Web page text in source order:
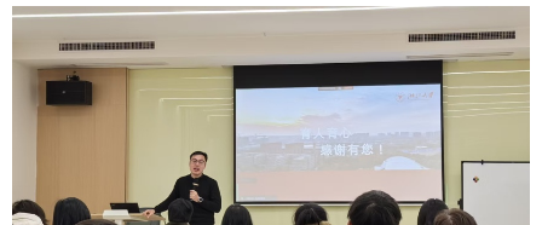
科学系吕韵研究员和心理健康教育与咨询中心李娟老师分别对专题
一“大学生自我认同与压力调节”和专题二“大学生韧性发展与转介互
助”的课程内容进行了说课讲解，并让老师们现场体验练习活动。
参会教师围绕课程内容、练习形式等展开热烈讨论。本次集体备课
会凝聚了全校心理育人力量的共识，后续课程建设团队将充分吸收
本次研讨的建议，进一步打磨课件、完善配套教学资料与支持保障
方案，确保课程兼具专业深度与人文温度。课程正式开设后，将为
全体2026级新生的入学适应保驾护航，助力学生提升心理素养，
推动学校心理健康教育更上新台阶。
的80余位高校心理中心代表齐聚一堂，共话新时代高校心理健康教
育工作的挑战与对策。开幕式上，高校心指委秘书处负责人、中国
大学生在线与全国高校思政网副主任郑骊君致辞，她指出，当前高
校心理健康工作需紧扣《关于新时代立德树人工程的实施意见》文
件精神，构建“大中小一体、家校社协同”的育人生态。她分享了“高
校心理健康工作者之家”的建设进展，表示将依托该平台实现资源
共享、经验互鉴、能力共生，精准赋能全国心理健康工作者队伍，
共同回答好新时代心理育人的课题。浙江大学党委学生工作部部长
沈黎勇在致辞中对各位与会嘉宾的莅临表示热烈欢迎。他指出，当